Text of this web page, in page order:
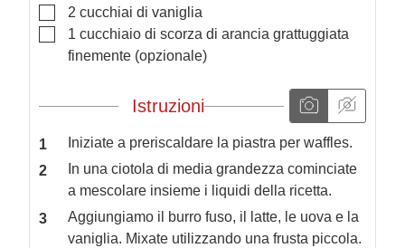
▢
2 cucchiai di vaniglia
▢
1 cucchiaio di scorza di arancia grattuggiata
finemente (opzionale)
Istruzioni
Iniziate a preriscaldare la piastra per waffles.
In una ciotola di media grandezza cominciate
a mescolare insieme i liquidi della ricetta.
Aggiungiamo il burro fuso, il latte, le uova e la
vaniglia. Mixate utilizzando una frusta piccola.